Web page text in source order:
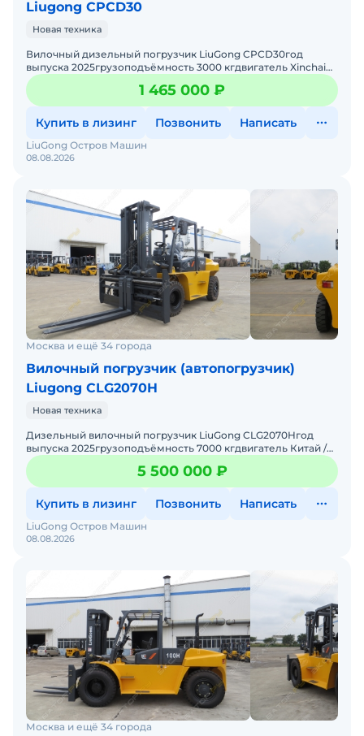
Liugong CPCD30
Новая техника
Вилочный дизельный погрузчик LiuGong CPCD30год
выпуска 2025грузоподъёмность 3000 кгдвигатель Xinchai
NC485BPGмачта двухсекционная высота подъёма 3,0
мЗаводская
1 465 000 ₽
Купить в лизинг Позвонить Написать
08.08.2026
LiuGong Остров Машин
Москва и ещё 34 города
Вилочный погрузчик (автопогрузчик)
Liugong CLG2070H
Новая техника
Дизельный вилочный погрузчик LiuGong CLG2070Hгод
выпуска 2025грузоподъёмность 7000 кгдвигатель Китай /
Япониямачта трёхсекционная высота подъёма 3,0 м /
4.5допо
5 500 000 ₽
Купить в лизинг Позвонить Написать
08.08.2026
LiuGong Остров Машин
Москва и ещё 34 города